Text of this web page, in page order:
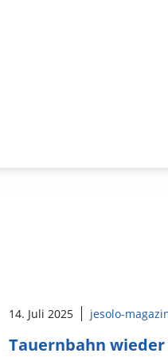
14. Juli 2025 jesolo-
Tauernbahn